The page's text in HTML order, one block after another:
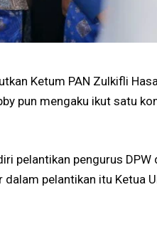
Ketum PAN Zulkifli
pun mengaku ikut satu
pelantikan pengurus DPW
pelantikan itu Ketua